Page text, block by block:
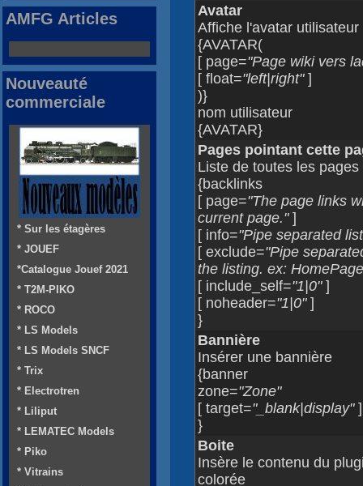
Avatar
Affiche l'avatar utilisateur
{AVATAR(
[ page="Page wiki vers
[ float="left|right"]
)}
nom utilisateur
{AVATAR}
Pages pointant cette
Liste de toutes les
{backlinks
[ page="The page links
current page."]
[ info="Pipe separated
[ exclude="Pipe
the listing. ex:
[ include_self="1|0"]
[ noheader="1|0"]
}
Bannière
Insérer une bannière
{banner
zone="Zone"
[ target="_blank|display"]
}
Boite
Insère le contenu du
colorée
AMFG Articles
Nouveauté
commerciale
* Sur les étagères
* JOUEF
*Catalogue Jouef 2021
* T2M-PIKO
* ROCO
* LS Models
* LS Models SNCF
* Trix
* Electrotren
* Liliput
* LEMATEC Models
* Piko
* Vitrains